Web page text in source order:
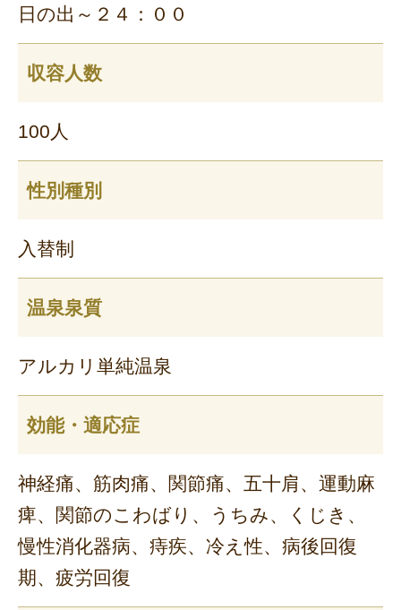
日の出～２４：００
収容人数
100人
性別種別
入替制
温泉泉質
アルカリ単純温泉
効能・適応症
神経痛、筋肉痛、関節痛、五十肩、運動麻
痺、関節のこわばり、うちみ、くじき、
慢性消化器病、痔疾、冷え性、病後回復
期、疲労回復